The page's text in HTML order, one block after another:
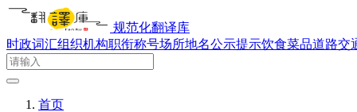
规范化翻译库
时政词汇组织机构职衔称号场所地名公示提示饮食菜品道路交
首页